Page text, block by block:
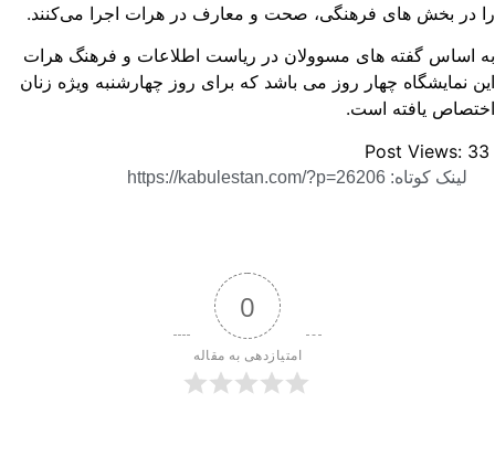
در بخش های فرهنگی، صحت و معارف در هرات اجرا می‌کنند.
اساس گفته های مسوولان در ریاست اطلاعات و فرهنگ هرات
نمایشگاه چهار روز می باشد که برای روز چهارشنبه ویژه زنان
یافته است.
Post Views:
لینک کوتاه: https://kabulestan.com/?p=26206
0
امتیازدهی به مقاله